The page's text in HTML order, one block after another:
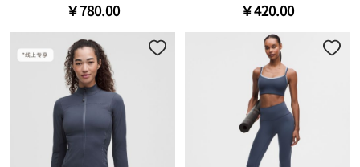
￥780.00 ￥420.00